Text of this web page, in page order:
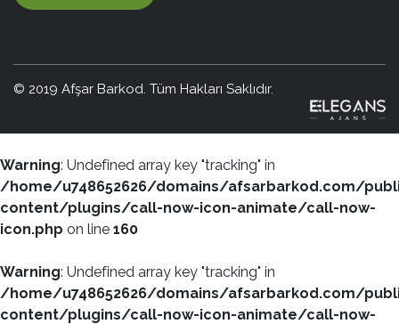
© 2019 Afşar Barkod. Tüm Hakları Saklıdır.
Warning: Undefined array key "tracking" in
/home/u748652626/domains/afsarbarkod.com/
content/plugins/call-now-icon-animate/call-now-
icon.php on line 160
Warning: Undefined array key "tracking" in
/home/u748652626/domains/afsarbarkod.com/
content/plugins/call-now-icon-animate/call-now-